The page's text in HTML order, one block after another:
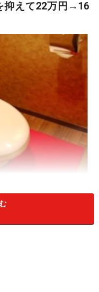
抑えて22万円→16
況に応じてグレードを
。
老朽化が家族間の問題